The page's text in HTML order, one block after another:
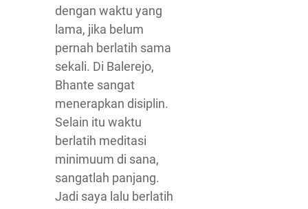
dengan waktu yang
lama, jika belum
pernah berlatih sama
sekali. Di Balerejo,
Bhante sangat
menerapkan disiplin.
Selain itu waktu
berlatih meditasi
minimuum di sana,
sangatlah panjang.
Jadi saya lalu berlatih